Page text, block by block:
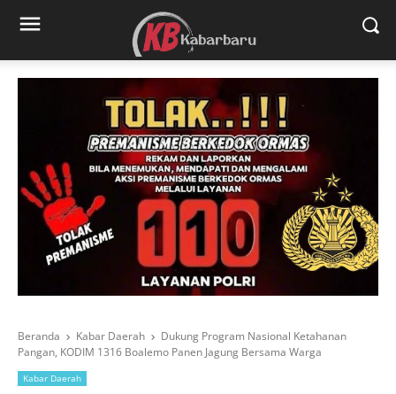
Beranda Kabar Daerah
Dukung Program Nasional Ketahanan
Pangan, KODIM 1316 Boalemo Panen Jagung Bersama Warga
Kabar Daerah